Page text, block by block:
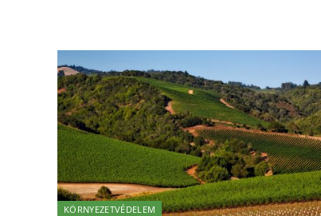
KÖRNYEZETVÉDELEM